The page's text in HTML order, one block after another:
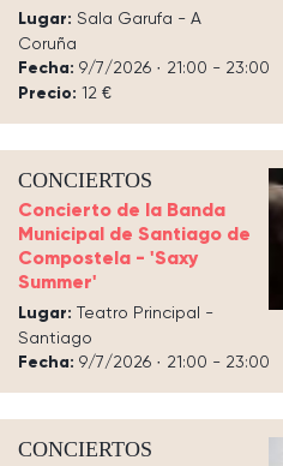
Lugar: Sala Garufa - A
Coruña
Fecha: 9/7/2026 · 21:00 - 23:00
Precio: 12 €
CONCIERTOS
Concierto de la Banda
Municipal de Santiago de
Compostela - 'Saxy
Summer'
Lugar: Teatro Principal -
Santiago
Fecha: 9/7/2026 · 21:00 - 23:00
CONCIERTOS